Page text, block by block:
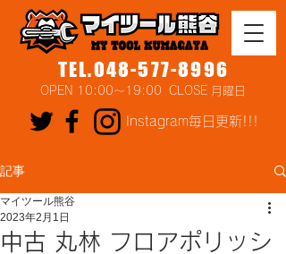
TEL.048-577-8996
OPEN 10:00～19:00 CLOSE 月曜日
Instagram毎日更新!!!
記事
中古 丸林 フロアポリッシ
マイツール熊谷
2023年2月1日